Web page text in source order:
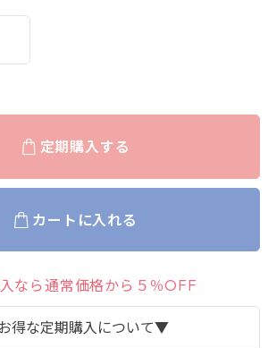
定期購入する
カートに入れる
なら通常価格から５％OFF
得な定期購入について▼